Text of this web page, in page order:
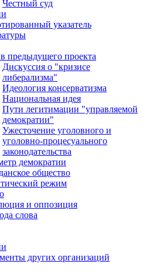
Честный суд
указатель
предыдущего проекта
Дискуссия о "кризисе
либерализма"
Идеология консерватизма
Национальная идея
Пути легитимации "управляемой
демократии"
Ужесточение уголовного и
уголовно-процесуального
законодательства
демократии
общество
режим
и оппозиция
слова
других организаций